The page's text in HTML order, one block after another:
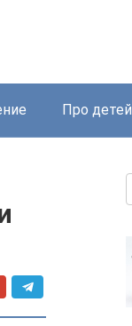
Про детей